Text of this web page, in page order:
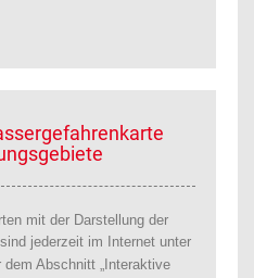
mit der Darstellung der
jederzeit im Internet unter
dem Abschnitt „Interaktive